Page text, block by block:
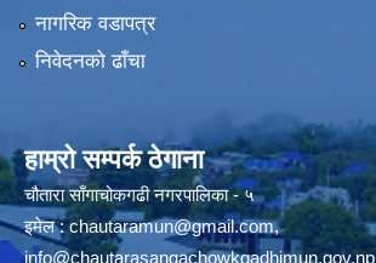
नागरिक वडापत्र
निवेदनको ढाँचा
हाम्रो सम्पर्क ठेगाना
चौतारा साँगाचोकगढी नगरपालिका - ५
इमेल :chautaramun@gmail.com,
info@chautarasangachowkgadhimun.gov.np